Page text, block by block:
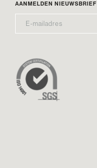
AANMELDEN NIEUWSBRIEF
MAILADRES*